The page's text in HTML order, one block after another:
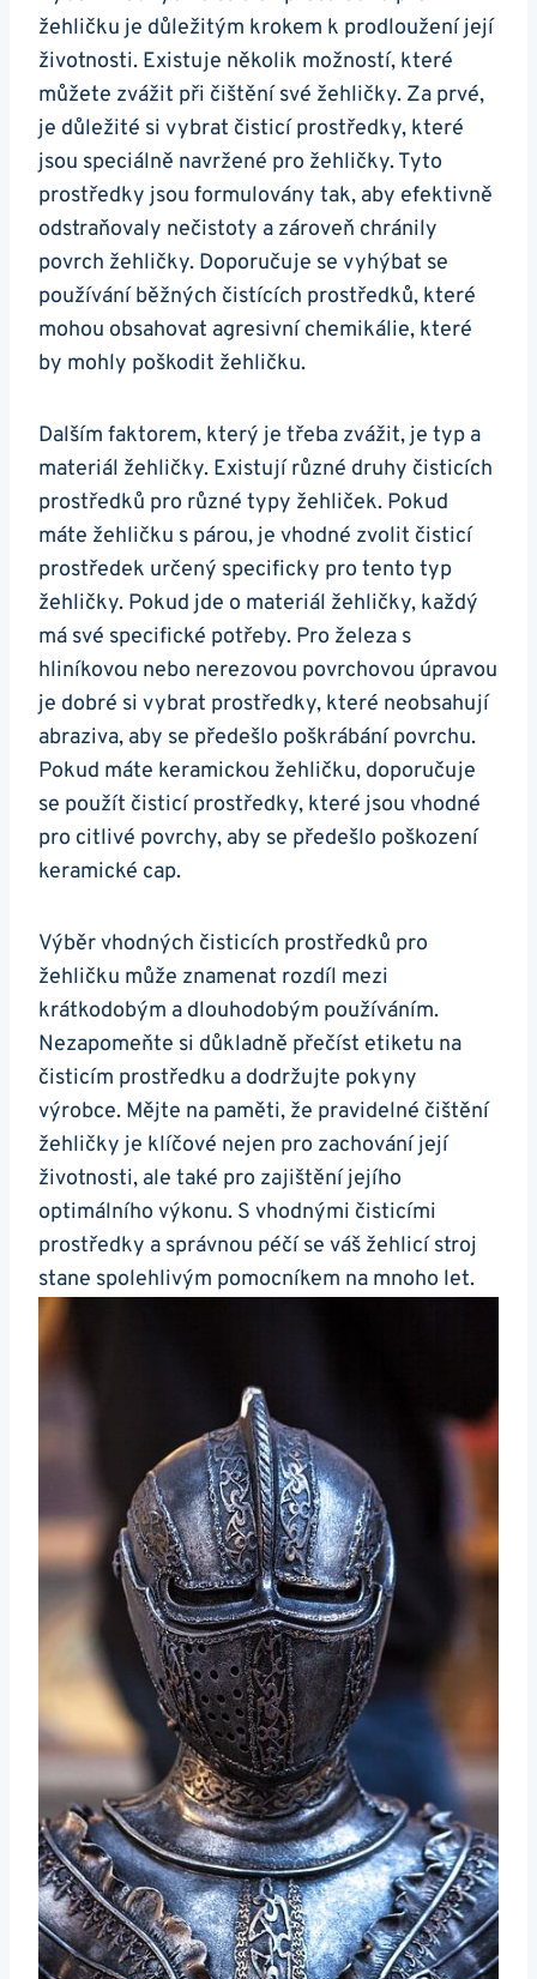
žehličku je důležitým krokem k ‍prodloužení její
životnosti. Existuje několik možností, které
můžete zvážit při čištění své žehličky. Za prvé,
je důležité si vybrat čisticí prostředky, které
jsou speciálně navržené pro žehličky. Tyto
prostředky‍ jsou formulovány tak, aby efektivně
odstraňovaly nečistoty a zároveň chránily
povrch žehličky. Doporučuje se vyhýbat se
používání běžných čistících prostředků, které
mohou⁣ obsahovat agresivní chemikálie, které
by ‍mohly poškodit‌ žehličku.
Dalším faktorem, který ⁢je ⁤třeba‍ zvážit, je typ‍ a
materiál žehličky. Existují různé druhy čisticích
prostředků pro ⁣různé typy žehliček. Pokud ​
máte žehličku s párou, je vhodné zvolit čisticí
prostředek určený ⁣specificky pro tento typ
žehličky. Pokud jde o materiál žehličky, každý
má své specifické potřeby. ‌Pro‍ železa s
hliníkovou nebo nerezovou povrchovou ‌úpravou
je‍ dobré si⁤ vybrat prostředky, které neobsahují
abraziva, ​aby se předešlo poškrábání povrchu.
Pokud máte keramickou žehličku, doporučuje
se použít čisticí prostředky, které jsou vhodné
pro ‍citlivé povrchy, aby se předešlo poškození
keramické cap.
Výběr vhodných čisticích prostředků pro
žehličku ‍může⁢ znamenat rozdíl mezi
krátkodobým a dlouhodobým​ používáním.
Nezapomeňte ⁢si důkladně přečíst etiketu ⁤na
čisticím prostředku a dodržujte⁢ pokyny
výrobce. Mějte na paměti,⁢ že​ pravidelné čištění
žehličky je klíčové nejen ⁤pro zachování její
životnosti, ale také ‍pro zajištění jejího⁢
optimálního výkonu. S vhodnými čisticími
prostředky a správnou⁤ péčí se váš žehlicí stroj
stane spolehlivým pomocníkem ‍na ‌mnoho let.